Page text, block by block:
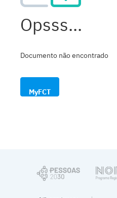
Opsss...
Documento não encontrado